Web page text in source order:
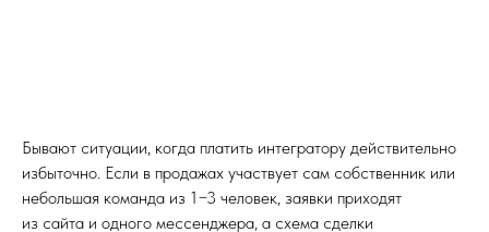
Бывают ситуации, когда платить интегратору действительно
избыточно. Если в продажах участвует сам собственник или
небольшая команда из 1−3 человек, заявки приходят
из сайта и одного мессенджера, а схема сделки